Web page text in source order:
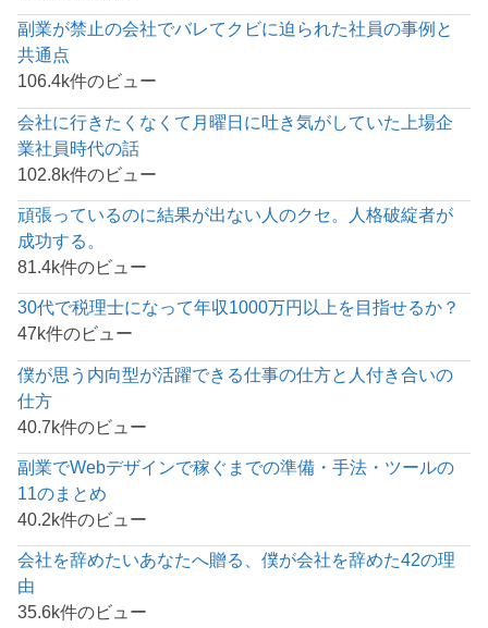
副業が禁止の会社でバレてクビに迫られた社員の事例と
共通点
106.4k件のビュー
会社に行きたくなくて月曜日に吐き気がしていた上場企
業社員時代の話
102.8k件のビュー
頑張っているのに結果が出ない人のクセ。人格破綻者が
成功する。
81.4k件のビュー
30代で税理士になって年収1000万円以上を目指せるか？
47k件のビュー
僕が思う内向型が活躍できる仕事の仕方と人付き合いの
仕方
40.7k件のビュー
副業でWebデザインで稼ぐまでの準備・手法・ツールの
11のまとめ
40.2k件のビュー
会社を辞めたいあなたへ贈る、僕が会社を辞めた42の理
由
35.6k件のビュー